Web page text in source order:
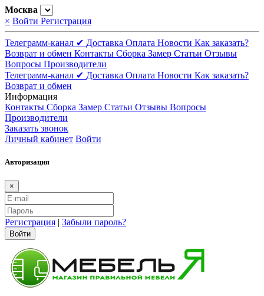
Москва
× Войти Регистрация
Телеграмм-канал ✔ Доставка Оплата Новости Как заказать?
Возврат и обмен Контакты Сборка Замер Статьи Отзывы
Вопросы Производители
Телеграмм-канал ✔ Доставка Оплата Новости Как заказать?
Возврат и обмен
Информация
Контакты Сборка Замер Статьи Отзывы Вопросы
Производители
Заказать звонок
Личный кабинет Войти
Авторизация
×
Регистрация | Забыли пароль?
Войти